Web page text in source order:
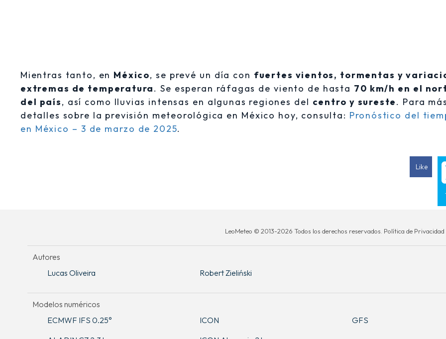
Mientras tanto, en México, se prevé un día con fuertes vientos, tormentas y
extremas de temperatura. Se esperan ráfagas de viento de hasta 70 km/h en el
del país, así como lluvias intensas en algunas regiones del centro y sureste. Para
detalles sobre la previsión meteorológica en México hoy, consulta: Pronóstico del
en México – 3 de marzo de 2025.
Like
LeoMeteo © 2013-2026 Todos los derechos reservados. Política de Privacidad
Autores
Lucas Oliveira
Robert Zieliński
Modelos numéricos
ECMWF IFS 0.25°
ICON
GFS